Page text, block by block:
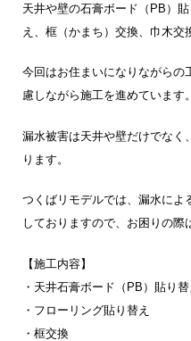
天井や壁の石膏ボード（PB）
え、框（かまち）交換、巾木交
今回はお住まいになりながらの
慮しながら施工を進めています。
漏水被害は天井や壁だけでなく
ります。
つくばリモデルでは、漏水によ
しておりますので、お困りの際
【施工内容】
・天井石膏ボード（PB）貼り替
・フローリング貼り替え
・框交換